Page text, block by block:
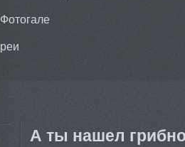
Фотогале
реи
А ты нашел